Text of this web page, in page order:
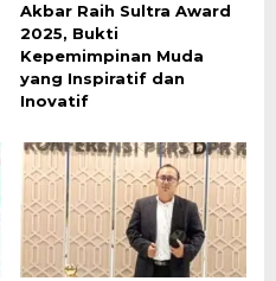
Akbar Raih Sultra Award
2025, Bukti
Kepemimpinan Muda
yang Inspiratif dan
Inovatif